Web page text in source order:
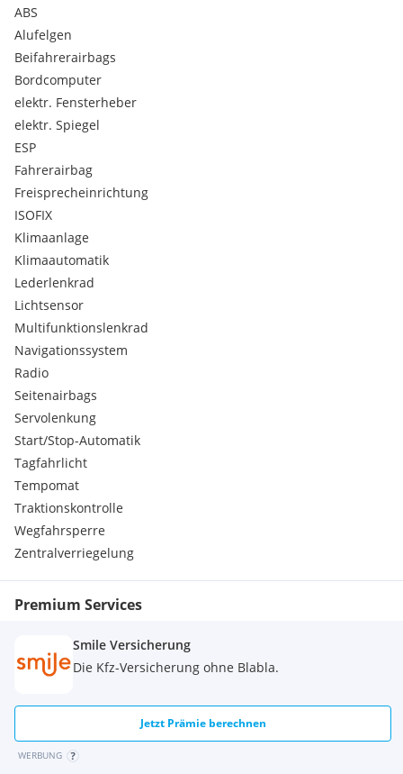
Kindersitzbefestigung Isofix
Navigationssystem
Wegfahrsperre
Kopfairbags
Seitenairbags
Einparkhilfe hi. + vo.
Sprachsteuerung
Beifahrer Airbag
Airbag
Radio
Einparkhilfe
Lederlenkrad
Reifendruck-Kontrolle
Mittelarmlehne
Tagfahrlichtschaltung
elektr. Fensterheber
Aussenspiegel elektrisch
ABS
Servolenkung
Zentralverriegelung
ABS
Alufelgen
Beifahrerairbags
Bordcomputer
elektr. Fensterheber
elektr. Spiegel
ESP
Fahrerairbag
Freisprecheinrichtung
ISOFIX
Klimaanlage
Klimaautomatik
Lederlenkrad
Lichtsensor
Multifunktionslenkrad
Navigationssystem
Radio
Seitenairbags
Servolenkung
Start/Stop-Automatik
Tagfahrlicht
Tempomat
Traktionskontrolle
Wegfahrsperre
Zentralverriegelung
Premium Services
Smile Versicherung
Die Kfz-Versicherung ohne Blabla.
Jetzt Prämie berechnen
WERBUNG